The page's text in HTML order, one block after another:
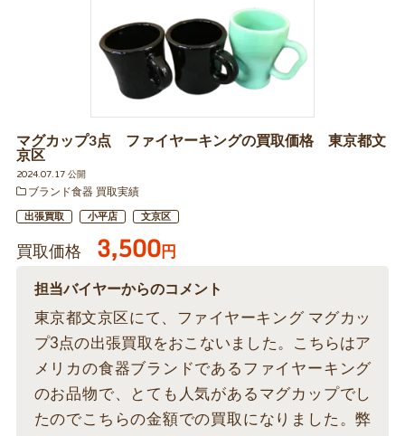
マグカップ3点 ファイヤーキングの買取価格 東京都文
京区
2024.07.17 公開
ブランド食器 買取実績
出張買取 小平店 文京区
買取価格 3,500円
担当バイヤーからのコメント
東京都文京区にて、ファイヤーキング マグカッ
プ3点の出張買取をおこないました。こちらはア
メリカの食器ブランドであるファイヤーキング
のお品物で、とても人気があるマグカップでし
たのでこちらの金額での買取になりました。弊